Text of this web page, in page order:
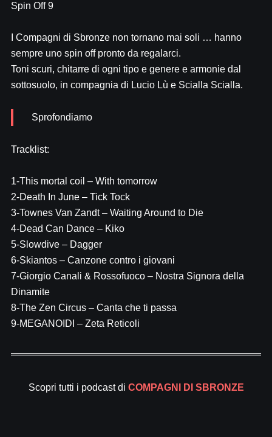
Spin Off 9
I Compagni di Sbronze non tornano mai soli … hanno
sempre uno spin off pronto da regalarci.
Toni scuri, chitarre di ogni tipo e genere e armonie dal
sottosuolo, in compagnia di Lucio Lù e Scialla Scialla.
Sprofondiamo
Tracklist:
1-This mortal coil – With tomorrow
2-Death In June – Tick Tock
3-Townes Van Zandt – Waiting Around to Die
4-Dead Can Dance – Kiko
5-Slowdive – Dagger
6-Skiantos – Canzone contro i giovani
7-Giorgio Canali & Rossofuoco – Nostra Signora della
Dinamite
8-The Zen Circus – Canta che ti passa
9-MEGANOIDI – Zeta Reticoli
Scopri tutti i podcast di COMPAGNI DI SBRONZE